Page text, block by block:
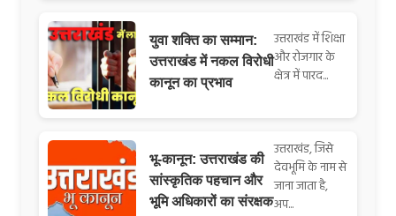
युवा शक्ति का सम्मान:
उत्तराखंड में नकल विरोधी
कानून का प्रभाव
उत्तराखंड में शिक्षा
और रोजगार के
क्षेत्र में पारद...
भू-कानून: उत्तराखंड की
सांस्कृतिक पहचान और
भूमि अधिकारों का संरक्षक
उत्तराखंड, जिसे
देवभूमि के नाम से
जाना जाता है,
अप...